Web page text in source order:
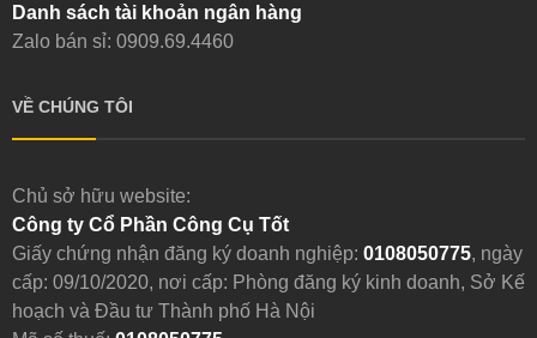
Danh sách tài khoản ngân hàng
Zalo bán sỉ: 0909.69.4460
VỀ CHÚNG TÔI
Chủ sở hữu website:
Công ty Cổ Phần Công Cụ Tốt
Giấy chứng nhận đăng ký doanh nghiệp: 0108050775, ngày
cấp: 09/10/2020, nơi cấp: Phòng đăng ký kinh doanh, Sở Kế
hoạch và Đầu tư Thành phố Hà Nội